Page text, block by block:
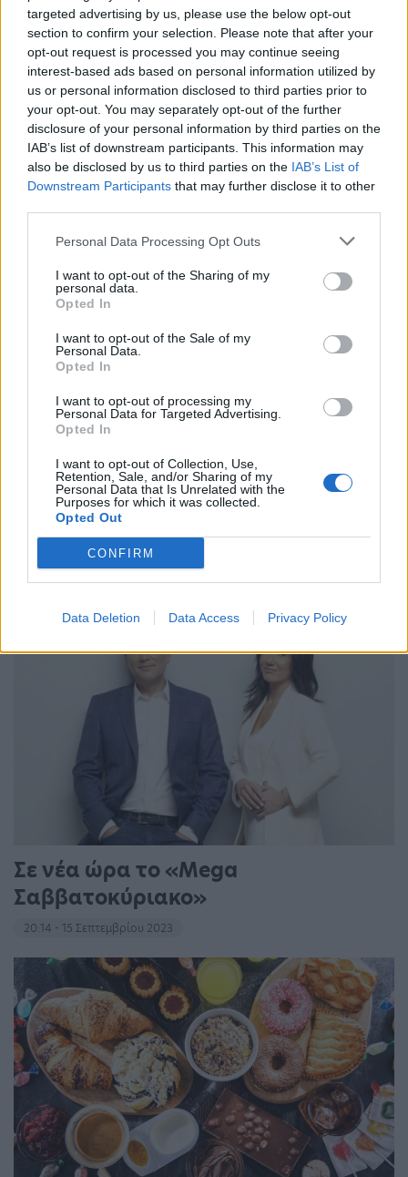
targeted advertising by us, please use the below opt-out
section to confirm your selection. Please note that after your
opt-out request is processed you may continue seeing
interest-based ads based on personal information utilized by
us or personal information disclosed to third parties prior to
your opt-out. You may separately opt-out of the further
disclosure of your personal information by third parties on the
IAB’s list of downstream participants. This information may
also be disclosed by us to third parties on the IAB’s List of
Downstream Participants that may further disclose it to other
Personal Data Processing Opt Outs
I want to opt-out of the Sharing of my
personal data.
Opted In
I want to opt-out of the Sale of my
Personal Data.
Opted In
I want to opt-out of processing my
Personal Data for Targeted Advertising.
Opted In
I want to opt-out of Collection, Use,
Retention, Sale, and/or Sharing of my
Personal Data that Is Unrelated with the
Purposes for which it was collected.
Opted Out
CONFIRM
Data Deletion Data Access Privacy Policy
βουλευτής Αγγελική Αδαμοπούλου
14:45 - 8 Μαρτίου 2022
Πριν από λίγους μήνες είχε αποχωρήσει από το
ΜεΡΑ25 και η βουλευτής Θεσσαλονίκης Κωνσταντίνα
Αδάμου
Αδαμοπούλου για την άρση ασυλίας: «Η
δημοκρατία ηττήθηκε. Ο φασισμός νίκησε.
09:22 - 17 Δεκεμβρίου 2020
Η πλειοψηφία της Βουλής αποφάσισε χθες την άρση
Αδαμοπούλου, με 162 υπέρ, 116 κατά και 15
«παρών», με την ίδια να κάνει λόγο για "ήττα" της
δημοκρατίας.
Τελευταίες Δημοσιεύσεις
Σε νέα ώρα το «Mega
Σαββατοκύριακο»
20:14 - 15 Σεπτεμβρίου 2023